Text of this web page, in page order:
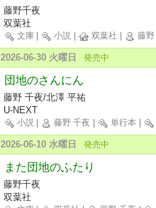
藤野千夜
双葉社
文庫 小説 双葉社 藤野
2026-06-30 火曜日 発売中
団地のさんにん
藤野 千夜/北澤 平祐
U-NEXT
小説 藤野 千夜 単行本
2026-06-10 水曜日 発売中
また団地のふたり
藤野千夜
双葉社